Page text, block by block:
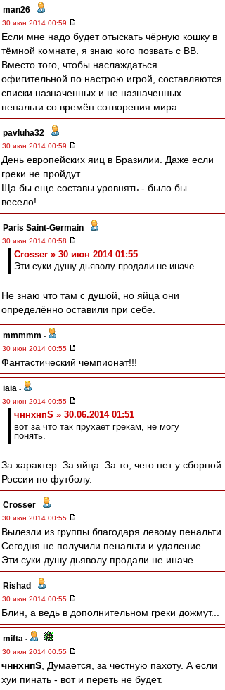
man26 -
30 июн 2014 00:59
Если мне надо будет отыскать чёрную кошку в
тёмной комнате, я знаю кого позвать с ВВ.
Вместо того, чтобы наслаждаться
офигительной по настрою игрой, составляются
списки назначенных и не назначенных
пенальти со времён сотворения мира.
pavluha32 -
30 июн 2014 00:59
День европейских яиц в Бразилии. Даже если
греки не пройдут.
Ща бы еще составы уровнять - было бы
весело!
Paris Saint-Germain -
30 июн 2014 00:58
Crosser » 30 июн 2014 01:55
Эти суки душу дьяволу продали не иначе
Не знаю что там с душой, но яйца они
определённо оставили при себе.
mmmmm -
30 июн 2014 00:55
Фантастический чемпионат!!!
iaia -
30 июн 2014 00:55
чннхнпS » 30.06.2014 01:51
вот за что так прухает грекам, не могу
понять.
За характер. За яйца. За то, чего нет у сборной
России по футболу.
Crosser -
30 июн 2014 00:55
Вылезли из группы благодаря левому пенальти
Сегодня не получили пенальти и удаление
Эти суки душу дьяволу продали не иначе
Rishad -
30 июн 2014 00:55
Блин, а ведь в дополнительном греки дожмут...
mifta -
30 июн 2014 00:55
чннхнпS , Думается, за честную пахоту. А если
хуи пинать - вот и переть не будет.